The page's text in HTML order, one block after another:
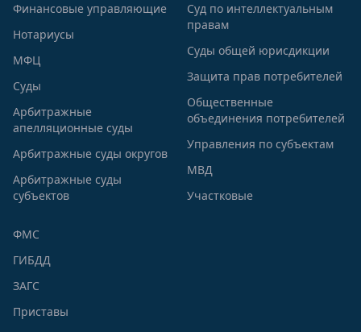
Финансовые управляющие
Нотариусы
МФЦ
Суды
Арбитражные
апелляционные суды
Арбитражные суды округов
Арбитражные суды
субъектов
Суд по интеллектуальным
правам
Суды общей юрисдикции
Защита прав потребителей
Общественные
объединения потребителей
Управления по субъектам
МВД
Участковые
ФМС
ГИБДД
ЗАГС
Приставы